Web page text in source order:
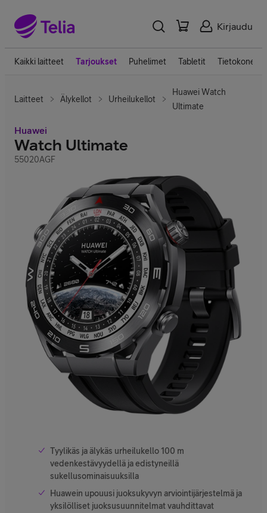
Kirjaudu
Kaikki laitteet Tarjoukset Puhelimet Tabletit Tietokoneet
Laitteet Älykellot Urheilukellot
Huawei Watch
Ultimate
Huawei
Watch Ultimate
55020AGF
Tyylikäs ja älykäs urheilukello 100 m
vedenkestävyydellä ja edistyneillä
sukellusominaisuuksilla
Huawein upouusi juoksukyvyn arviointijärjestelmä ja
yksilölliset juoksusuunnitelmat vauhdittavat